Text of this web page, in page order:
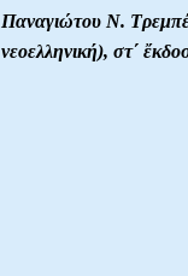
Παναγιώτου Ν.
νεοελληνική), στ΄